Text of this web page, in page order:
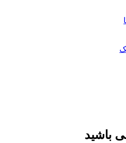
باشید